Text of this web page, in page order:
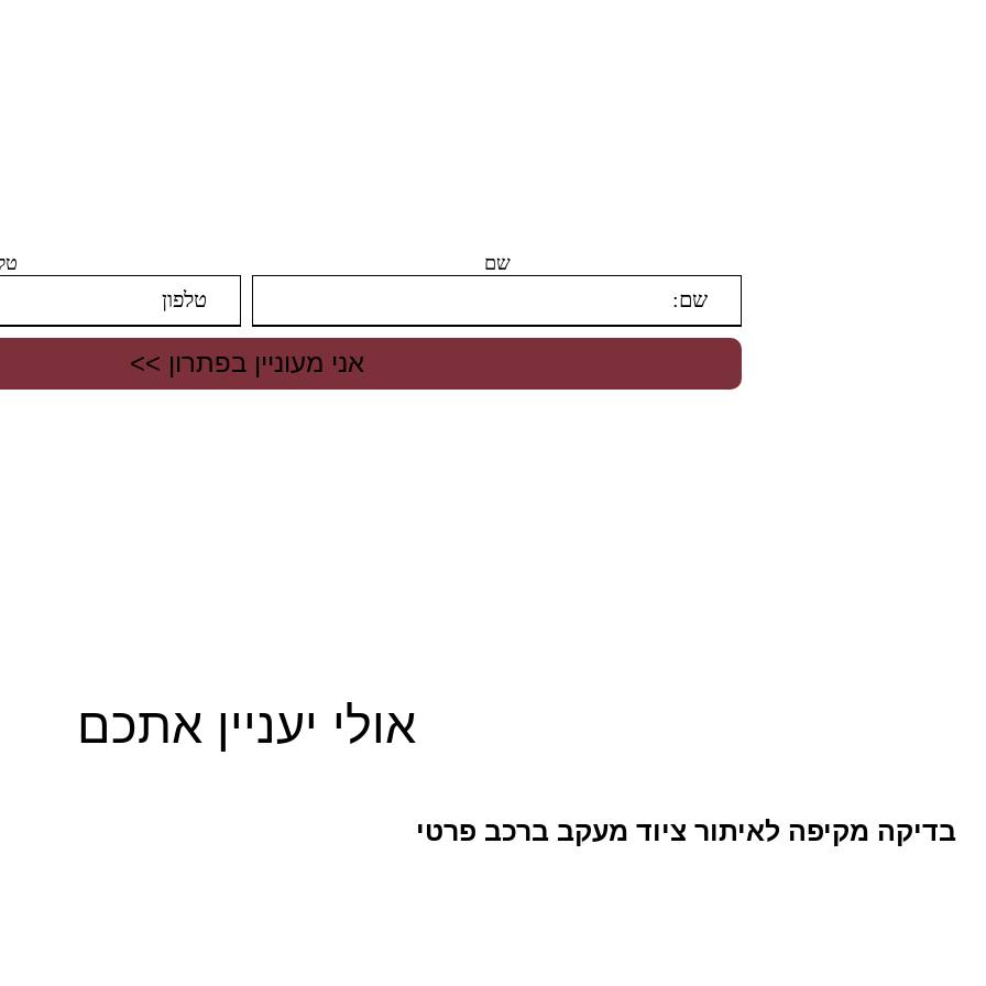
שם
אולי יעניין אתכם
בדיקה מקיפה לאיתור ציוד מעקב ברכב פרטי